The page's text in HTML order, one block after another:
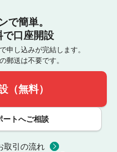
で簡単。
で口座開設
申し込みが完結します。
郵送は不要です。
（無料）
ートへご相談
取引の流れ